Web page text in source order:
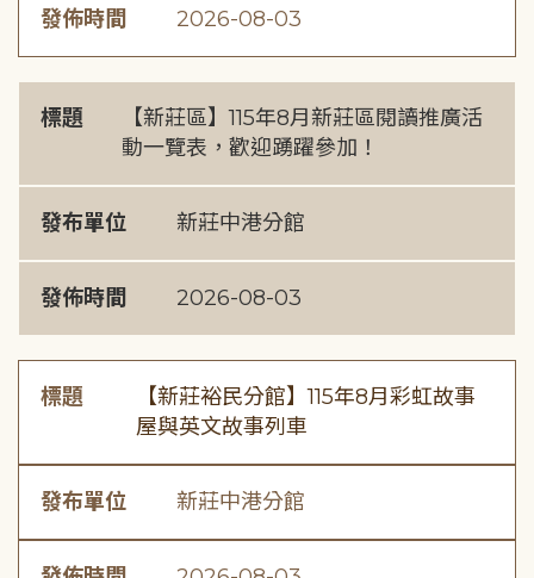
發佈時間 2026-08-03
標題
【新莊區】115年8月新莊區閱讀推廣活
動一覽表，歡迎踴躍參加！
發布單位 新莊中港分館
發佈時間 2026-08-03
標題
【新莊裕民分館】115年8月彩虹故事
屋與英文故事列車
發布單位 新莊中港分館